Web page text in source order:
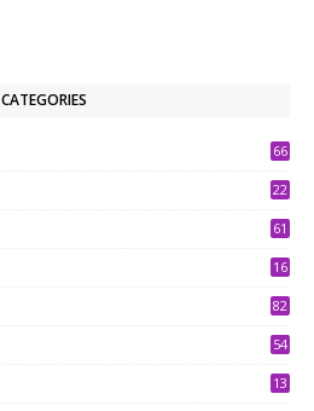
CATEGORIES
66
22
61
16
82
54
13